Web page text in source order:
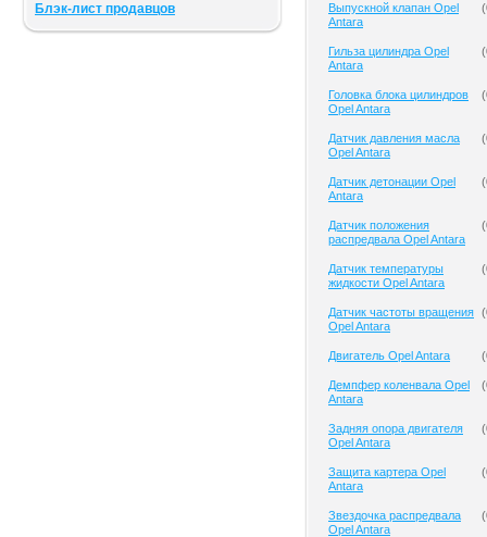
Блэк-лист продавцов
Выпускной клапан Opel
Antara
(
Гильза цилиндра Opel
Antara
(
Головка блока цилиндров
Opel Antara
(
Датчик давления масла
Opel Antara
(
Датчик детонации Opel
Antara
(
Датчик положения
распредвала Opel Antara
(
Датчик температуры
жидкости Opel Antara
(
Датчик частоты вращения
Opel Antara
(
Двигатель Opel Antara (
Демпфер коленвала Opel
Antara
(
Задняя опора двигателя
Opel Antara
(
Защита картера Opel
Antara
(
Звездочка распредвала
Opel Antara
(